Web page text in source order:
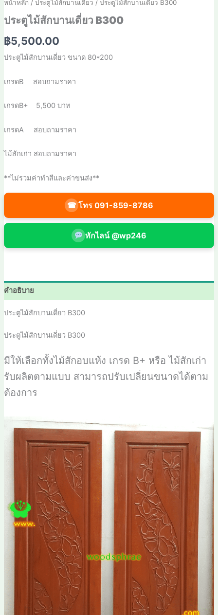
หน้าหลัก / ประตูไม้สักบานเดี่ยว / ประตูไม้สักบานเดี่ยว B300
ประตูไม้สักบานเดี่ยว B300
฿5,500.00
ประตูไม้สักบานเดี่ยว ขนาด 80*200
เกรดB สอบถามราคา
เกรดB+ 5,500 บาท
เกรดA สอบถามราคา
ไม้สักเก่า สอบถามราคา
**ไม่รวมค่าทำสีและค่าขนส่ง**
☎ โทร 091-859-8786
ทักไลน์ @wp246
คำอธิบาย
ประตูไม้สักบานเดี่ยว B300
ประตูไม้สักบานเดี่ยว B300
มีให้เลือกทั้งไม้สักอบแห้ง เกรด B+ หรือ ไม้สักเก่า
รับผลิตตามแบบ สามารถปรับเปลี่ยนขนาดได้ตาม
ต้องการ